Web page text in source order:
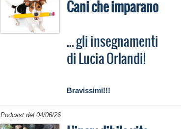
Cani che imparano
... gli insegnamenti
di Lucia Orlandi!
Bravissimi!!!
Podcast del 04/06/26